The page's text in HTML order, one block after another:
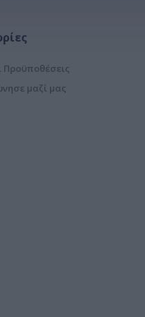
Προϋποθέσεις
μαζί μας